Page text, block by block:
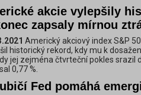
akcie vylepšily
zapsaly mírnou
Americký akciový index S&P
historický rekord, kdy mu k
jej zejména čtvrteční pokles srazil
0,77 %.
Fed pomáhá